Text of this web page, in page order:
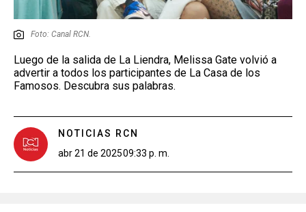
Foto: Canal RCN.
Luego de la salida de La Liendra, Melissa Gate volvió a
advertir a todos los participantes de La Casa de los
Famosos. Descubra sus palabras.
NOTICIAS RCN
abr 21 de 202509:33 p. m.